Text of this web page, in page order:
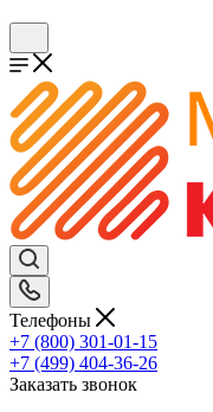
Телефоны
+7 (800) 301-01-15
+7 (499) 404-36-26
Заказать звонок